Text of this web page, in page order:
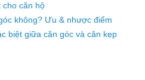
cho căn hộ
không? Ưu & nhược điểm
biệt giữa căn góc và căn kẹp